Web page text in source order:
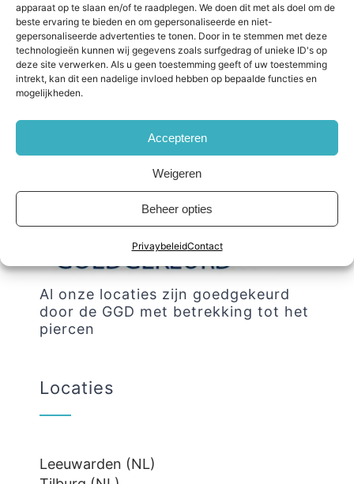
apparaat op te slaan en/of te raadplegen. We doen dit met als doel om de
beste ervaring te bieden en om gepersonaliseerde en niet-
gepersonaliseerde advertenties te tonen. Door in te stemmen met deze
technologieën kunnen wij gegevens zoals surfgedrag of unieke ID's op
deze site verwerken. Als u geen toestemming geeft of uw toestemming
intrekt, kan dit een nadelige invloed hebben op bepaalde functies en
mogelijkheden.
Accepteren
Weigeren
Beheer opties
PrivaybeleidContact
Volg ons
Al onze locaties zijn goedgekeurd
door de GGD met betrekking tot het
piercen
Locaties
Leeuwarden (NL)